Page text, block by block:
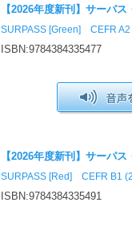
【2026年度新刊】サーパ
SURPASS [Green] CEFR A2
ISBN:9784384335477
【2026年度新刊】サーパス
SURPASS [Red] CEFR B1
ISBN:9784384335491